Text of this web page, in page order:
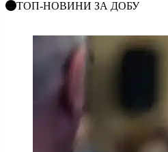
ТОП-НОВИНИ ЗА ДОБУ